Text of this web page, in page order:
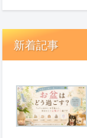
新着記事